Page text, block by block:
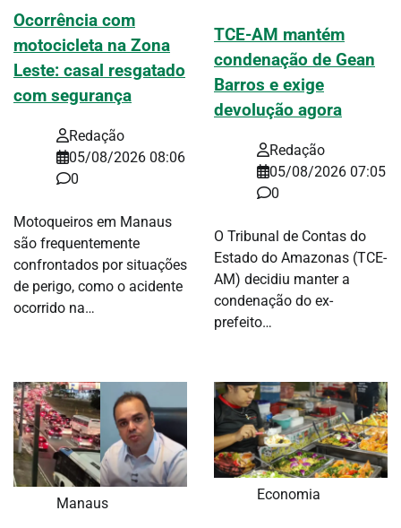
Ocorrência com
motocicleta na Zona
Leste: casal resgatado
com segurança
Redação
05/08/2026 08:06
0
Motoqueiros em Manaus
são frequentemente
confrontados por situações
de perigo, como o acidente
ocorrido na…
TCE-AM mantém
condenação de Gean
Barros e exige
devolução agora
Redação
05/08/2026 07:05
0
O Tribunal de Contas do
Estado do Amazonas (TCE-
AM) decidiu manter a
condenação do ex-
prefeito…
Manaus
Economia